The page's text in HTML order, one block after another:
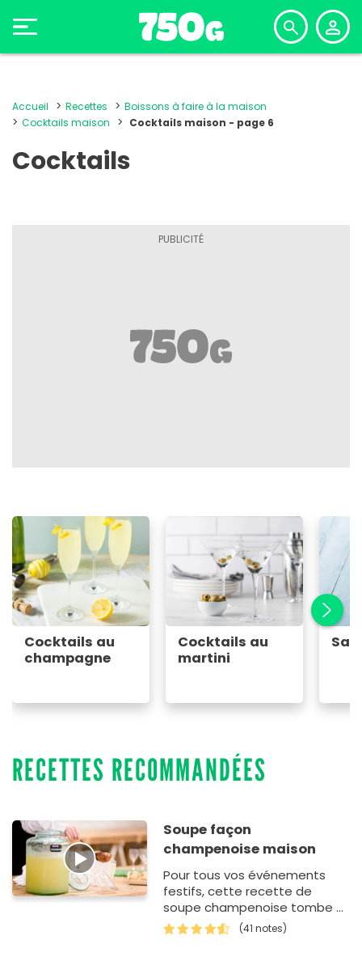
Accueil Recettes
Boissons à faire à la maison
Cocktails maison
Cocktails maison - page 6
Cocktails
Cocktails au
champagne
Cocktails au
martini
RECETTES RECOMMANDÉES
Soupe façon
champenoise maison
Pour tous vos événements
festifs, cette recette de
soupe champenoise tombe à
pic pour bluffer tous vos
convives. En effet, cette
(41 notes)